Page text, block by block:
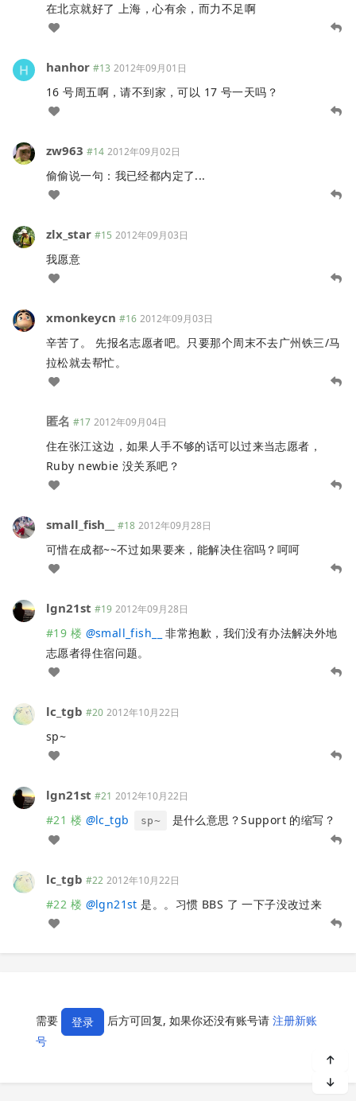
在北京就好了 上海，心有余，而力不足啊
hanhor #13 2012年09月01日
16 号周五啊，请不到家，可以 17 号一天吗？
zw963 #14 2012年09月02日
偷偷说一句：我已经都内定了...
zlx_star #15 2012年09月03日
我愿意
xmonkeycn #16 2012年09月03日
辛苦了。 先报名志愿者吧。只要那个周末不去广州铁三/马
拉松就去帮忙。
匿名 #17 2012年09月04日
住在张江这边，如果人手不够的话可以过来当志愿者，
Ruby newbie 没关系吧？
small_fish__ #18 2012年09月28日
可惜在成都~~不过如果要来，能解决住宿吗？呵呵
lgn21st #19 2012年09月28日
#19 楼 @small_fish__
非常抱歉，我们没有办法解决外地
志愿者得住宿问题。
lc_tgb #20 2012年10月22日
sp~
lgn21st #21 2012年10月22日
#21 楼 @lc_tgb sp~ 是什么意思？Support 的缩写？
lc_tgb #22 2012年10月22日
#22 楼 @lgn21st 是。。习惯 BBS 了 一下子没改过来
需要 登录 后方可回复, 如果你还没有账号请 注册新账
号